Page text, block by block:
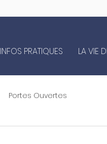
INFOS PRATIQUES LA VIE
Portes Ouvertes